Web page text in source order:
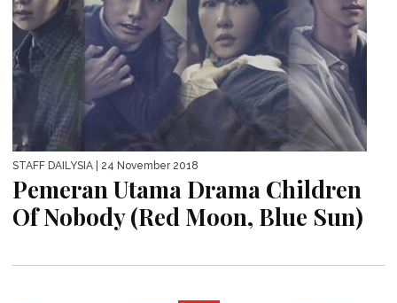
STAFF DAILYSIA | 24 November 2018
Pemeran Utama Drama Children
Of Nobody (Red Moon, Blue Sun)